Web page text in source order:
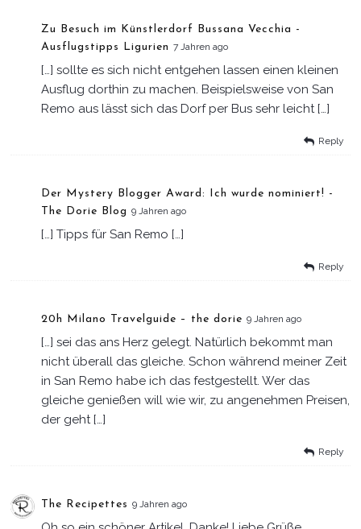
Zu Besuch im Künstlerdorf Bussana Vecchia -
Ausflugstipps Ligurien 7 Jahren ago
Reply
[…] sollte es sich nicht entgehen lassen einen kleinen
Ausflug dorthin zu machen. Beispielsweise von San
Remo aus lässt sich das Dorf per Bus sehr leicht […]
Der Mystery Blogger Award: Ich wurde nominiert! -
The Dorie Blog 9 Jahren ago
Reply
[…] Tipps für San Remo […]
20h Milano Travelguide – the dorie 9 Jahren ago
Reply
[…] sei das ans Herz gelegt. Natürlich bekommt man
nicht überall das gleiche. Schon während meiner Zeit
in San Remo habe ich das festgestellt. Wer das
gleiche genießen will wie wir, zu angenehmen Preisen,
der geht […]
The Recipettes 9 Jahren ago